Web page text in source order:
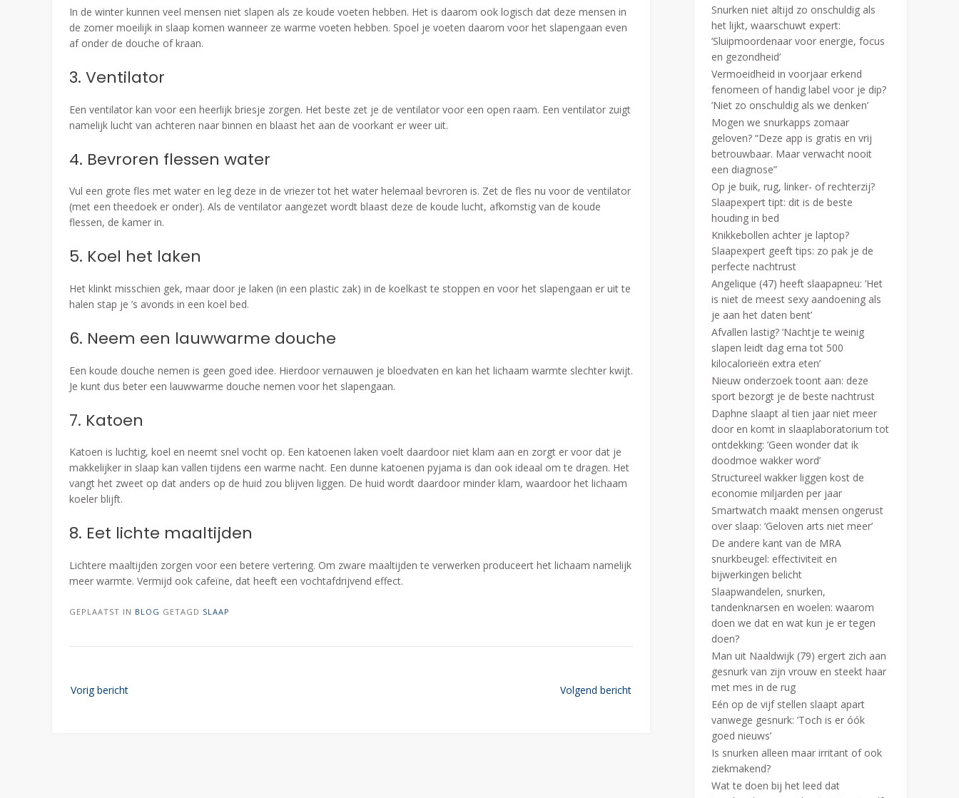
In de winter kunnen veel mensen niet slapen als ze koude voeten hebben. Het is daarom ook logisch dat deze mensen in
de zomer moeilijk in slaap komen wanneer ze warme voeten hebben. Spoel je voeten daarom voor het slapengaan even
af onder de douche of kraan.
3. Ventilator
Een ventilator kan voor een heerlijk briesje zorgen. Het beste zet je de ventilator voor een open raam. Een ventilator zuigt
namelijk lucht van achteren naar binnen en blaast het aan de voorkant er weer uit.
4. Bevroren flessen water
Vul een grote fles met water en leg deze in de vriezer tot het water helemaal bevroren is. Zet de fles nu voor de ventilator
(met een theedoek er onder). Als de ventilator aangezet wordt blaast deze de koude lucht, afkomstig van de koude
flessen, de kamer in.
5. Koel het laken
Het klinkt misschien gek, maar door je laken (in een plastic zak) in de koelkast te stoppen en voor het slapengaan er uit te
halen stap je ’s avonds in een koel bed.
6. Neem een lauwwarme douche
Een koude douche nemen is geen goed idee. Hierdoor vernauwen je bloedvaten en kan het lichaam warmte slechter kwijt.
Je kunt dus beter een lauwwarme douche nemen voor het slapengaan.
7. Katoen
Katoen is luchtig, koel en neemt snel vocht op. Een katoenen laken voelt daardoor niet klam aan en zorgt er voor dat je
makkelijker in slaap kan vallen tijdens een warme nacht. Een dunne katoenen pyjama is dan ook ideaal om te dragen. Het
vangt het zweet op dat anders op de huid zou blijven liggen. De huid wordt daardoor minder klam, waardoor het lichaam
koeler blijft.
8. Eet lichte maaltijden
Lichtere maaltijden zorgen voor een betere vertering. Om zware maaltijden te verwerken produceert het lichaam namelijk
meer warmte. Vermijd ook cafeïne, dat heeft een vochtafdrijvend effect.
GEPLAATST IN BLOG GETAGD SLAAP
navigatie
Vorig bericht Volgend bericht
Snurken niet altijd zo onschuldig als
het lijkt, waarschuwt expert:
’Sluipmoordenaar voor energie, focus
en gezondheid’
Vermoeidheid in voorjaar erkend
fenomeen of handig label voor je dip?
’Niet zo onschuldig als we denken’
Mogen we snurkapps zomaar
geloven? “Deze app is gratis en vrij
betrouwbaar. Maar verwacht nooit
een diagnose”
Op je buik, rug, linker- of rechterzij?
Slaapexpert tipt: dit is de beste
houding in bed
Knikkebollen achter je laptop?
Slaapexpert geeft tips: zo pak je de
perfecte nachtrust
Angelique (47) heeft slaapapneu: ’Het
is niet de meest sexy aandoening als
je aan het daten bent’
Afvallen lastig? ’Nachtje te weinig
slapen leidt dag erna tot 500
kilocalorieën extra eten’
Nieuw onderzoek toont aan: deze
sport bezorgt je de beste nachtrust
Daphne slaapt al tien jaar niet meer
door en komt in slaaplaboratorium tot
ontdekking: ’Geen wonder dat ik
doodmoe wakker word’
Structureel wakker liggen kost de
economie miljarden per jaar
Smartwatch maakt mensen ongerust
over slaap: ‘Geloven arts niet meer’
De andere kant van de MRA
snurkbeugel: effectiviteit en
bijwerkingen belicht
Slaapwandelen, snurken,
tandenknarsen en woelen: waarom
doen we dat en wat kun je er tegen
doen?
Man uit Naaldwijk (79) ergert zich aan
gesnurk van zijn vrouw en steekt haar
met mes in de rug
Eén op de vijf stellen slaapt apart
vanwege gesnurk: ’Toch is er óók
goed nieuws’
Is snurken alleen maar irritant of ook
ziekmakend?
Wat te doen bij het leed dat